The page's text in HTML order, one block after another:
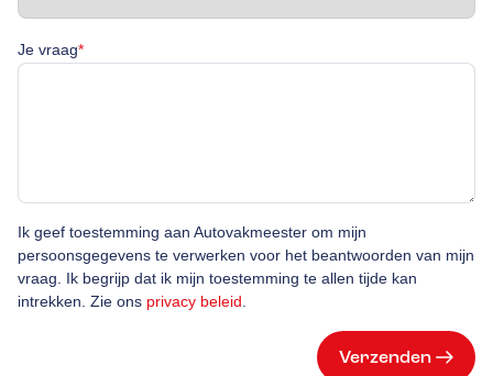
Je vraag*Je vraag is verplicht
Ik geef toestemming aan Autovakmeester om mijn
persoonsgegevens te verwerken voor het beantwoorden van mijn
vraag. Ik begrijp dat ik mijn toestemming te allen tijde kan
intrekken. Zie ons privacy beleid
Verzenden